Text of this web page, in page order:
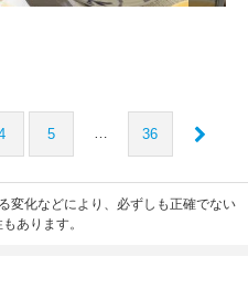
5 … 36
変化などにより、必ずしも正確でない
あります。